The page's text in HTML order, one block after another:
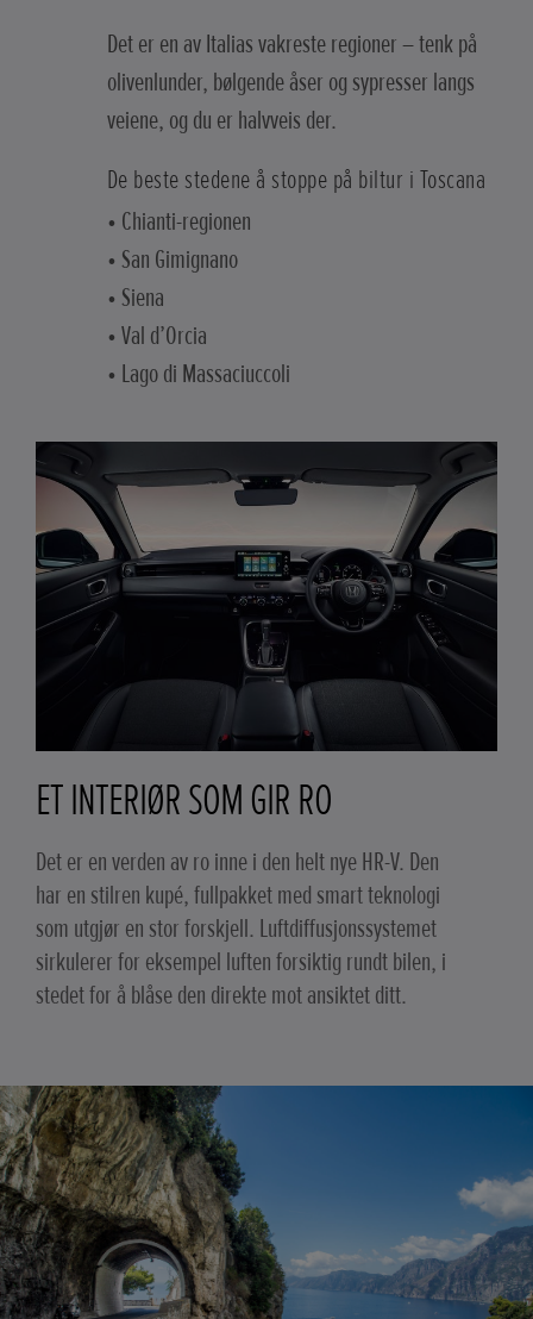
Det er en av Italias vakreste regioner – tenk på
olivenlunder, bølgende åser og sypresser langs
veiene, og du er halvveis der.
De beste stedene å stoppe på biltur i Toscana
• Chianti-regionen
• San Gimignano
• Siena
• Val d’Orcia
• Lago di Massaciuccoli
ET INTERIØR SOM GIR RO
Det er en verden av ro inne i den helt nye HR-V. Den
har en stilren kupé, fullpakket med smart teknologi
som utgjør en stor forskjell. Luftdiffusjonssystemet
sirkulerer for eksempel luften forsiktig rundt bilen, i
stedet for å blåse den direkte mot ansiktet ditt.